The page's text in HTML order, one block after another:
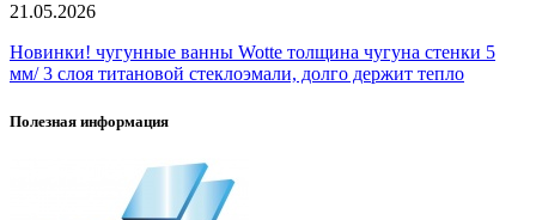
21.05.2026
Новинки! чугунные ванны Wotte толщина чугуна стенки 5
мм/ 3 слоя титановой стеклоэмали, долго держит тепло
Полезная информация